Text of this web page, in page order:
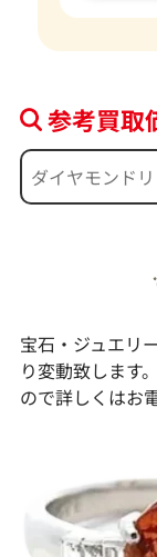
参考買取
宝石・ジュエリ
り変動致します
ので詳しくはお